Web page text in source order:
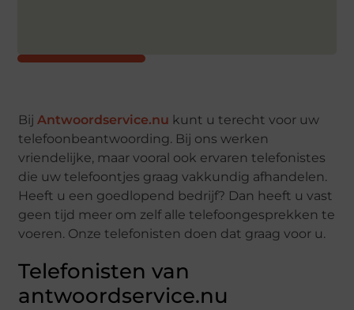
BijAntwoordservice.nu kunt u terecht voor uw
telefoonbeantwoording. Bij ons werken
vriendelijke, maar vooral ook ervaren telefonistes
die uw telefoontjes graag vakkundig afhandelen.
Heeft u een goedlopend bedrijf? Dan heeft u vast
geen tijd meer om zelf alle telefoongesprekken te
voeren. Onze telefonisten doen dat graag voor u.
Telefonisten van
antwoordservice.nu